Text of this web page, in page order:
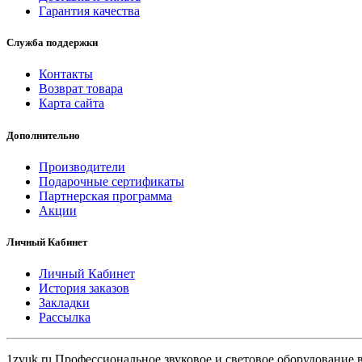
Гарантия качества
Служба поддержки
Контакты
Возврат товара
Карта сайта
Дополнительно
Производители
Подарочные сертификаты
Партнерская программа
Акции
Личный Кабинет
Личный Кабинет
История заказов
Закладки
Рассылка
1zvuk.ru Профессиональное звуковое и световое оборудование